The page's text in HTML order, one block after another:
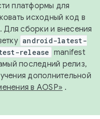
платформы для
исходный код в
Для сборки и внесения
android-latest-
release manifest
последний релиз,
дополнительной
в AOSP» .